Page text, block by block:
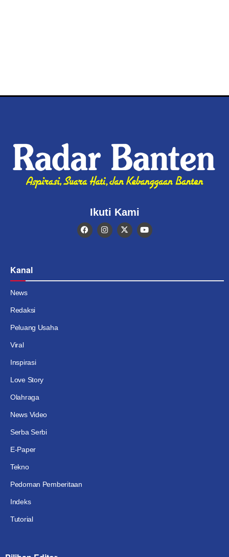
Ikuti Kami
Kanal
News
Redaksi
Peluang Usaha
Viral
Inspirasi
Love Story
Olahraga
News Video
Serba Serbi
E-Paper
Tekno
Pedoman Pemberitaan
Indeks
Tutorial